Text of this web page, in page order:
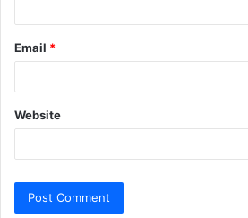
Email *
Website